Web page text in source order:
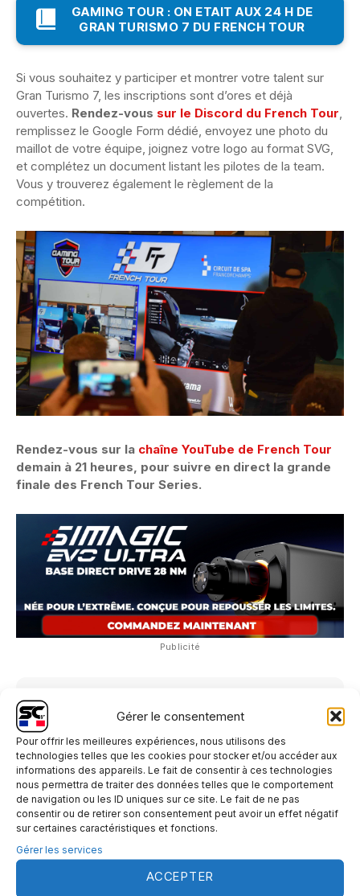
Gérer le consentement
Pour offrir les meilleures expériences, nous utilisons des
technologies telles que les cookies pour stocker et/ou accéder aux
informations des appareils. Le fait de consentir à ces technologies
nous permettra de traiter des données telles que le comportement
de navigation ou les ID uniques sur ce site. Le fait de ne pas
consentir ou de retirer son consentement peut avoir un effet négatif
sur certaines caractéristiques et fonctions.
Gérer les services
ACCEPTER
GAMING TOUR : ON ETAIT AUX 24 H DE
GRAN TURISMO 7 DU FRENCH TOUR
Si vous souhaitez y participer et montrer votre talent sur
Gran Turismo 7, les inscriptions sont d’ores et déjà
ouvertes. Rendez-vous sur le Discord du French Tour,
remplissez le Google Form dédié, envoyez une photo du
maillot de votre équipe, joignez votre logo au format SVG,
et complétez un document listant les pilotes de la team.
Vous y trouverez également le règlement de la
compétition.
Rendez-vous sur la chaîne YouTube de French Tour
demain à 21 heures, pour suivre en direct la grande
finale des French Tour Series.
Publicité
RETROUVEZ-NOUS
YouTube
30,7k abonnés
Instagram
915 abonnés
Facebook
1,1k abonnés
Discord
6,7k membres
TikTok